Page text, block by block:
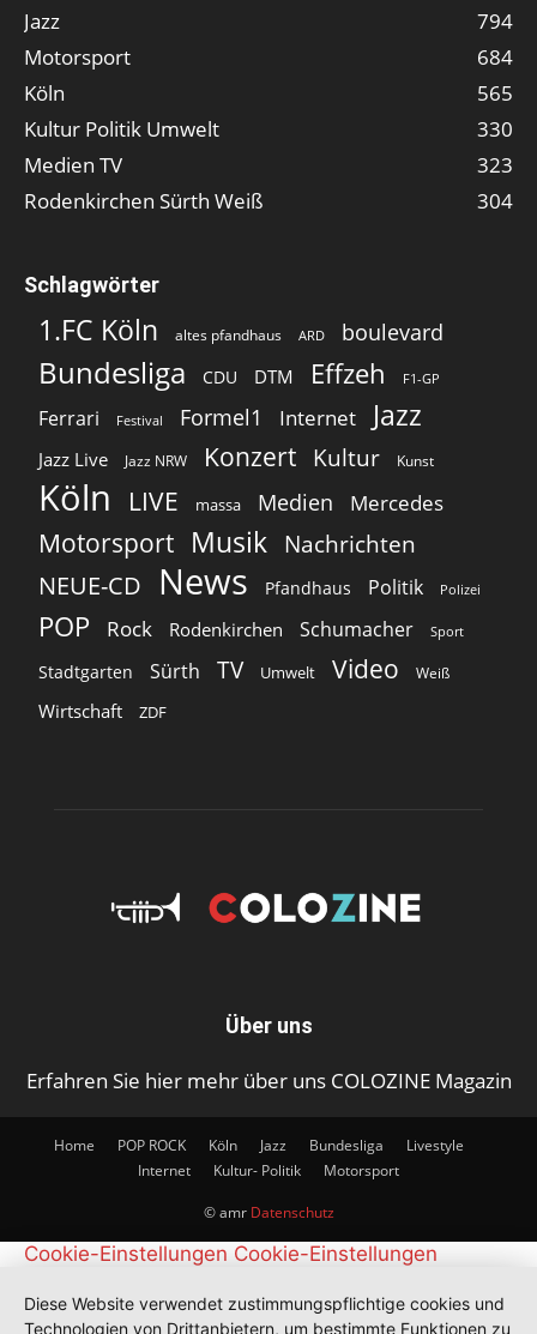
Jazz
794
Motorsport
684
Köln
565
Kultur Politik Umwelt
330
Medien TV
323
Rodenkirchen Sürth Weiß
304
Schlagwörter
1.FC Köln altes pfandhaus ARD boulevard
Bundesliga CDU DTM Effzeh F1-GP
Ferrari Festival Formel1 Internet Jazz
Jazz Live Jazz NRW Konzert Kultur Kunst
Köln LIVE massa Medien Mercedes
Motorsport Musik Nachrichten
NEUE-CD
News Pfandhaus Politik Polizei
POP Rock Rodenkirchen Schumacher Sport
Stadtgarten Sürth TV Umwelt Video Weiß
Wirtschaft ZDF
Über uns
Erfahren Sie hier mehr über uns COLOZINE Magazin
Home POP ROCK Köln Jazz Bundesliga
Livestyle
Internet
Kultur- Politik Motorsport
© amr Datenschutz
Cookie-Einstellungen Cookie-Einstellungen
Diese Website verwendet zustimmungspflichtige cookies und
Technologien von Drittanbietern, um bestimmte Funktionen zu